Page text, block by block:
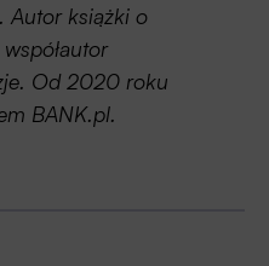
Autor książki o
Od 2020 roku
BANK.pl.